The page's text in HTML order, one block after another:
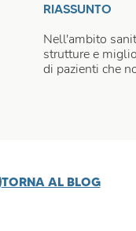
RIASSUNTO
Nell'ambito
strutture e
di pazienti che
TORNA AL BLOG